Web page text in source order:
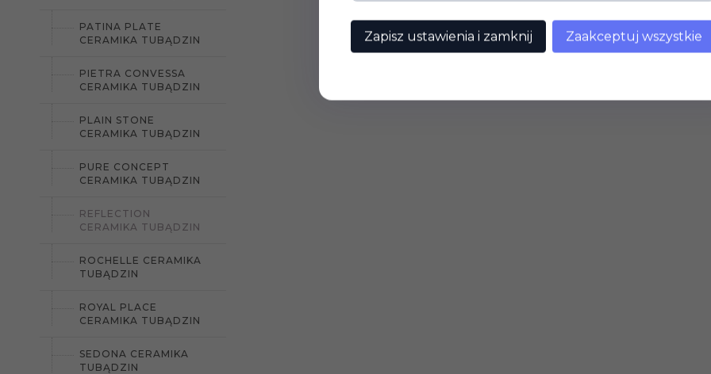
PATINA PLATE
CERAMIKA TUBĄDZIN
PIETRA CONVESSA
CERAMIKA TUBĄDZIN
PLAIN STONE
CERAMIKA TUBĄDZIN
PURE CONCEPT
CERAMIKA TUBĄDZIN
REFLECTION
CERAMIKA TUBĄDZIN
ROCHELLE CERAMIKA
TUBĄDZIN
ROYAL PLACE
CERAMIKA TUBĄDZIN
SEDONA CERAMIKA
TUBĄDZIN
Zapisz ustawienia i zamknij Zaakceptuj wszystkie